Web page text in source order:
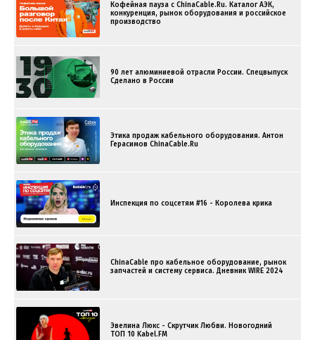
Кофейная пауза с ChinaCable.Ru. Каталог АЭК,
конкуренция, рынок оборудования и российское
производство
90 лет алюминиевой отрасли России. Спецвыпуск
Сделано в России
Этика продаж кабельного оборудования. Антон
Герасимов ChinaCable.Ru
Инспекция по соцсетям #16 - Королева крика
ChinaCable про кабельное оборудование, рынок
запчастей и систему сервиса. Дневник WIRE 2024
Эвелина Люкс - Скрутчик Любви. Новогодний
ТОП 10 Kabel.FM